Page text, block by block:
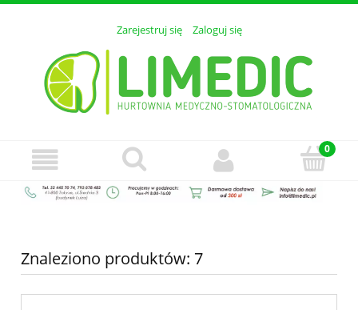
Zarejestruj się Zaloguj się
Znaleziono produktów: 7